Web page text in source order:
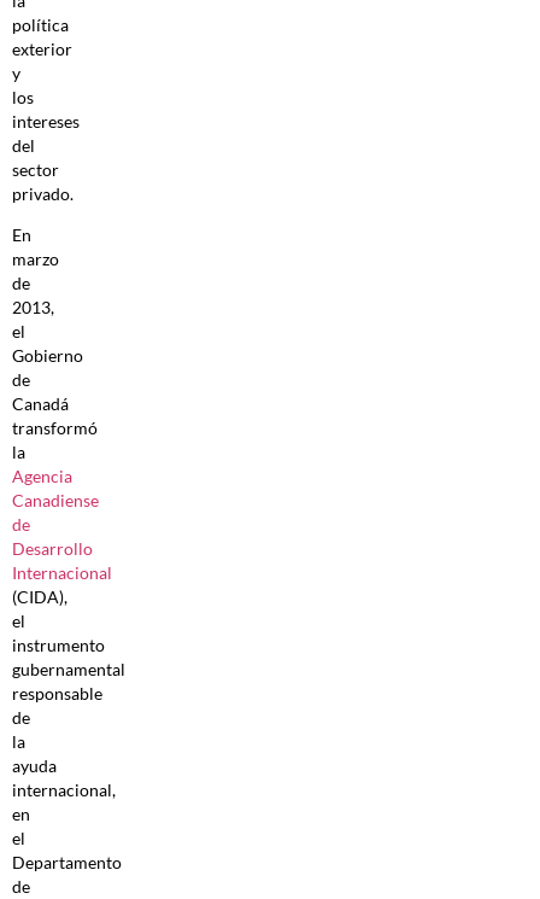
política
exterior
y
los
intereses
del
sector
privado.
En
marzo
de
2013,
el
Gobierno
de
Canadá
transformó
la
Agencia
Canadiense
de
Desarrollo
Internacional
(CIDA),
el
instrumento
gubernamental
responsable
de
la
ayuda
internacional,
en
el
Departamento
de